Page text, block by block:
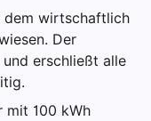
dem wirtschaftlich
Der
erschließt alle
mit 100 kWh